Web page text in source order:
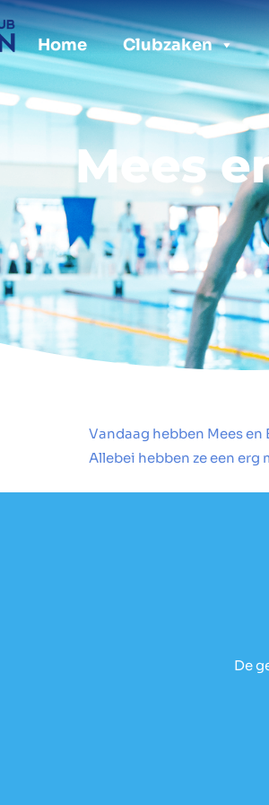
Home Clubzaken
Mees
Vandaag hebben Mees
Allebei hebben ze een
De